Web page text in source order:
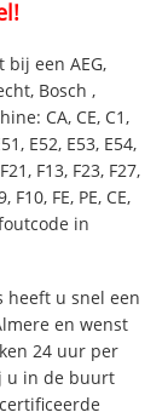
bij een AEG,
Bosch ,
CA, CE, C1,
E52, E53, E54,
F13, F23, F27,
F10, FE, PE, CE,
in
heeft u snel een
en wenst
24 uur per
u in de buurt